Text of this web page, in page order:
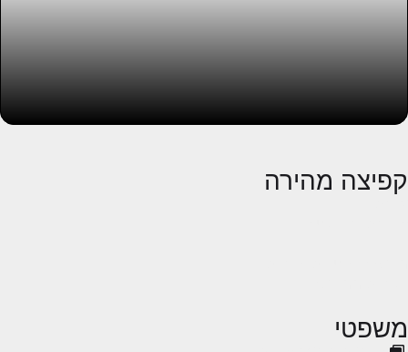
קפיצה מהירה
משפטי